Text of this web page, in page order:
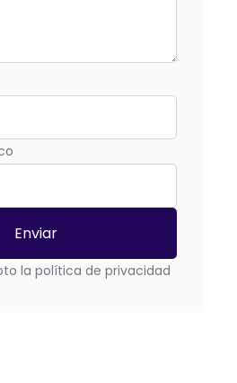
la política de privacidad